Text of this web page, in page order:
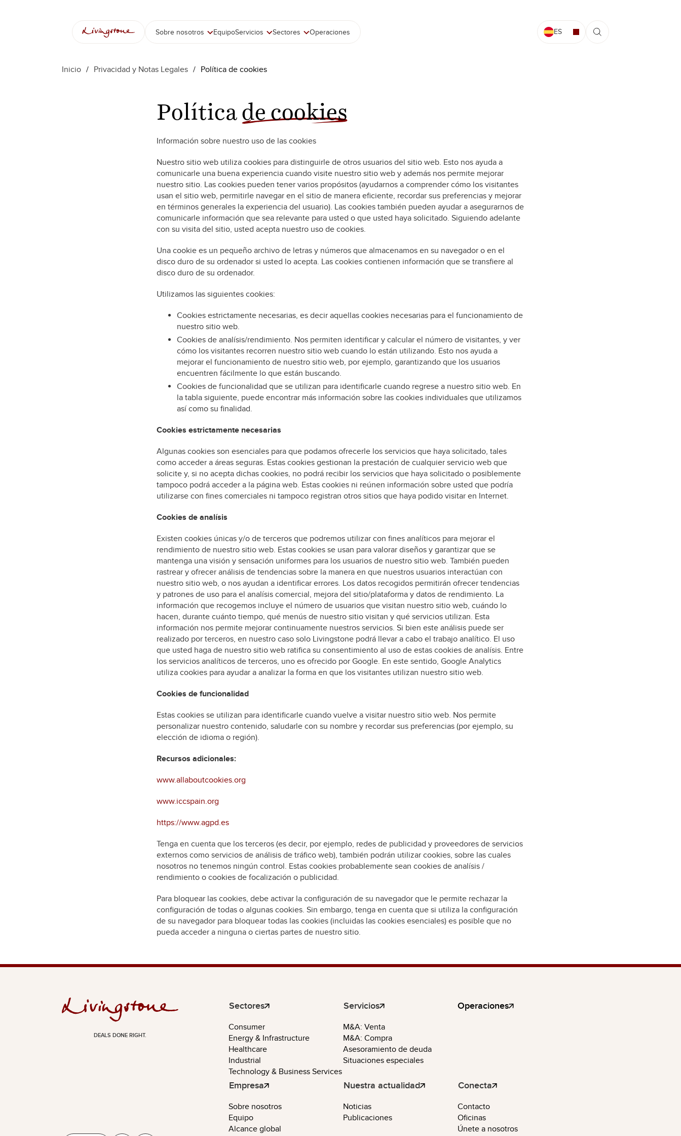
Sobre nosotros EquipoServicios Sectores Operaciones ES
Inicio / Privacidad y Notas Legales / Política de cookies
Política de cookies
Información sobre nuestro uso de las cookies
Nuestro sitio web utiliza cookies para distinguirle de otros usuarios del sitio web. Esto nos ayuda a
comunicarle una buena experiencia cuando visite nuestro sitio web y además nos permite mejorar
nuestro sitio. Las cookies pueden tener varios propósitos (ayudarnos a comprender cómo los visitantes
usan el sitio web, permitirle navegar en el sitio de manera eficiente, recordar sus preferencias y mejorar
en términos generales la experiencia del usuario). Las cookies también pueden ayudar a asegurarnos de
comunicarle información que sea relevante para usted o que usted haya solicitado. Siguiendo adelante
con su visita del sitio, usted acepta nuestro uso de cookies.
Una cookie es un pequeño archivo de letras y números que almacenamos en su navegador o en el
disco duro de su ordenador si usted lo acepta. Las cookies contienen información que se transfiere al
disco duro de su ordenador.
Utilizamos las siguientes cookies:
Cookies estrictamente necesarias, es decir aquellas cookies necesarias para el funcionamiento de
nuestro sitio web.
Cookies de analísis/rendimiento. Nos permiten identificar y calcular el número de visitantes, y ver
cómo los visitantes recorren nuestro sitio web cuando lo están utilizando. Esto nos ayuda a
mejorar el funcionamiento de nuestro sitio web, por ejemplo, garantizando que los usuarios
encuentren fácilmente lo que están buscando.
Cookies de funcionalidad que se utilizan para identificarle cuando regrese a nuestro sitio web. En
la tabla siguiente, puede encontrar más información sobre las cookies individuales que utilizamos
así como su finalidad.
Cookies estrictamente necesarias
Algunas cookies son esenciales para que podamos ofrecerle los servicios que haya solicitado, tales
como acceder a áreas seguras. Estas cookies gestionan la prestación de cualquier servicio web que
solicite y, si no acepta dichas cookies, no podrá recibir los servicios que haya solicitado o posiblemente
tampoco podrá acceder a la página web. Estas cookies ni reúnen información sobre usted que podría
utilizarse con fines comerciales ni tampoco registran otros sitios que haya podido visitar en Internet.
Cookies de analísis
Existen cookies únicas y/o de terceros que podremos utilizar con fines analíticos para mejorar el
rendimiento de nuestro sitio web. Estas cookies se usan para valorar diseños y garantizar que se
mantenga una visión y sensación uniformes para los usuarios de nuestro sitio web. También pueden
rastrear y ofrecer análisis de tendencias sobre la manera en que nuestros usuarios interactúan con
nuestro sitio web, o nos ayudan a identificar errores. Los datos recogidos permitirán ofrecer tendencias
y patrones de uso para el analísis comercial, mejora del sitio/plataforma y datos de rendimiento. La
información que recogemos incluye el número de usuarios que visitan nuestro sitio web, cuándo lo
hacen, durante cuánto tiempo, qué menús de nuestro sitio visitan y qué servicios utilizan. Esta
información nos permite mejorar continuamente nuestros servicios. Si bien este análisis puede ser
realizado por terceros, en nuestro caso solo Livingstone podrá llevar a cabo el trabajo analítico. El uso
que usted haga de nuestro sitio web ratifica su consentimiento al uso de estas cookies de analísis. Entre
los servicios analíticos de terceros, uno es ofrecido por Google. En este sentido, Google Analytics
utiliza cookies para ayudar a analizar la forma en que los visitantes utilizan nuestro sitio web.
Cookies de funcionalidad
Estas cookies se utilizan para identificarle cuando vuelve a visitar nuestro sitio web. Nos permite
personalizar nuestro contenido, saludarle con su nombre y recordar sus preferencias (por ejemplo, su
elección de idioma o región).
Recursos adicionales:
www.allaboutcookies.org
www.iccspain.org
https://www.agpd.es
Tenga en cuenta que los terceros (es decir, por ejemplo, redes de publicidad y proveedores de servicios
externos como servicios de análisis de tráfico web), también podrán utilizar cookies, sobre las cuales
nosotros no tenemos ningún control. Estas cookies probablemente sean cookies de analísis /
rendimiento o cookies de focalización o publicidad.
Para bloquear las cookies, debe activar la configuración de su navegador que le permite rechazar la
configuración de todas o algunas cookies. Sin embargo, tenga en cuenta que si utiliza la configuración
de su navegador para bloquear todas las cookies (incluidas las cookies esenciales) es posible que no
pueda acceder a ninguna o ciertas partes de nuestro sitio.
DEALS DONE RIGHT.
Sectores
Consumer
Energy & Infrastructure
Healthcare
Industrial
Technology & Business Services
Servicios
M&A: Venta
M&A: Compra
Asesoramiento de deuda
Situaciones especiales
Operaciones
Empresa
Sobre nosotros
Equipo
Alcance global
Nuestra actualidad
Noticias
Publicaciones
Conecta
Contacto
Oficinas
Únete a nosotros